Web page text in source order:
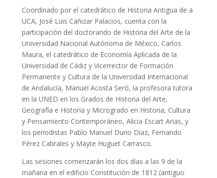
Coordinado por el catedrático de Historia Antigua de a
UCA, José Luis Cañizar Palacios, cuenta con la
participación del doctorando de Historia del Arte de la
Universidad Nacional Autónoma de México, Carlos
Maura, el catedrático de Economía Aplicada de la
Universidad de Cádiz y Vicerrector de Formación
Permanente y Cultura de la Universidad Internacional
de Andalucía, Manuel Acosta Seró, la profesora tutora
en la UNED en los Grados de Historia del Arte,
Geografía e Historia y Microgrado en Historia, Cultura
y Pensamiento Contemporáneo, Alicia Escart Arias, y
los periodistas Pablo Manuel Durio Díaz, Fernando
Pérez Cabrales y Mayte Huguet Carrasco.
Las sesiones comenzarán los dos días a las 9 de la
mañana en el edificio Constitución de 1812 (antiguo